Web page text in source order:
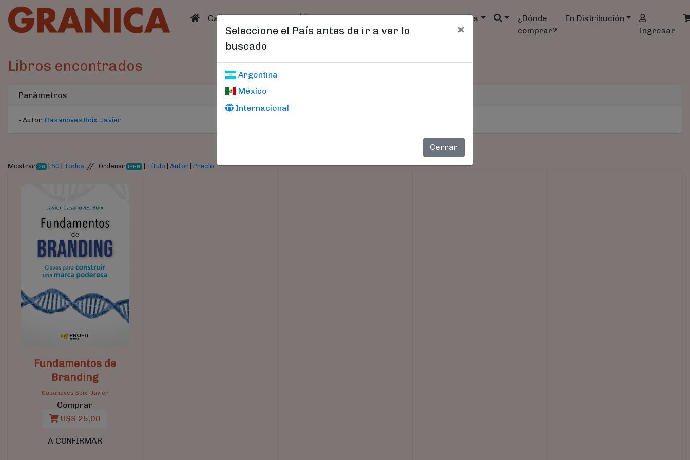
(current)
Catálogo Catálogo Agendas
¿Dónde
comprar?
En Distribución
Ingresar
Seleccione el País antes de ir a ver lo
buscado
×
Argentina
México
Internacional
Cerrar
Libros encontrados
Parámetros
- Autor: Casanoves Boix, Javier
Mostrar 20 | 50 Todos // Ordenar ISBN Título |Autor |Precio
Fundamentos de
Branding
Casanoves Boix, Javier
Comprar
U$S 25,00
A CONFIRMAR